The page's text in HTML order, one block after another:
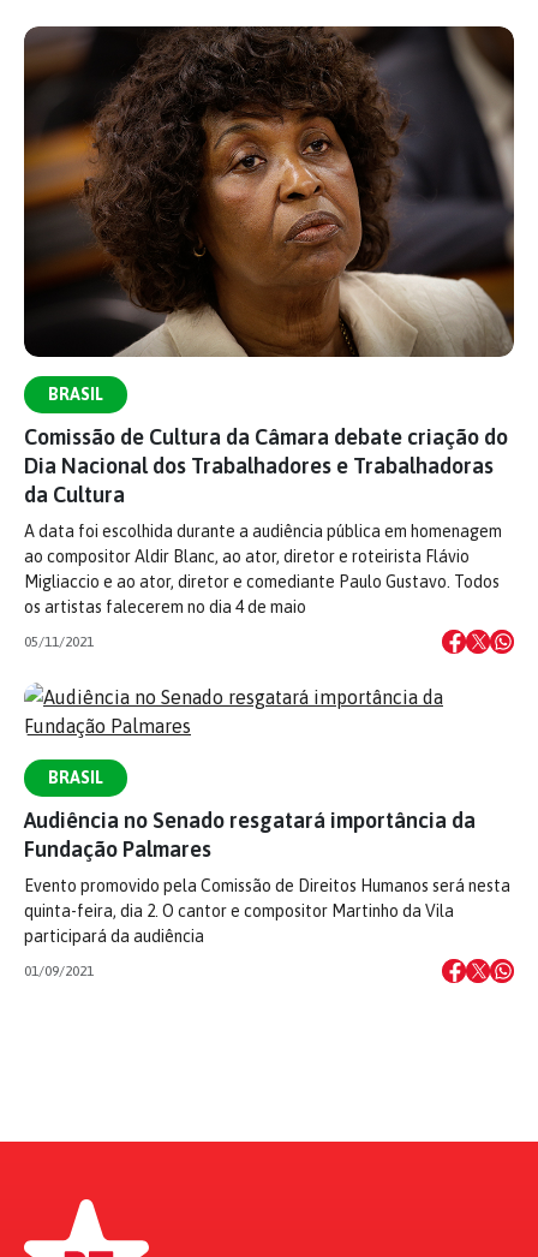
BRASIL
Comissão de Cultura da Câmara debate criação do
Dia Nacional dos Trabalhadores e Trabalhadoras
da Cultura
A data foi escolhida durante a audiência pública em homenagem
ao compositor Aldir Blanc, ao ator, diretor e roteirista Flávio
Migliaccio e ao ator, diretor e comediante Paulo Gustavo. Todos
os artistas falecerem no dia 4 de maio
05/11/2021
BRASIL
Audiência no Senado resgatará importância da
Fundação Palmares
Evento promovido pela Comissão de Direitos Humanos será nesta
quinta-feira, dia 2. O cantor e compositor Martinho da Vila
participará da audiência
01/09/2021